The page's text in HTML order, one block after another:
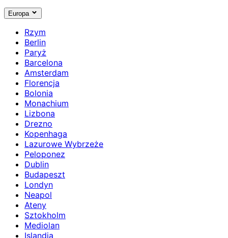
Europa
Rzym
Berlin
Paryż
Barcelona
Amsterdam
Florencja
Bolonia
Monachium
Lizbona
Drezno
Kopenhaga
Lazurowe Wybrzeże
Peloponez
Dublin
Budapeszt
Londyn
Neapol
Ateny
Sztokholm
Mediolan
Islandia